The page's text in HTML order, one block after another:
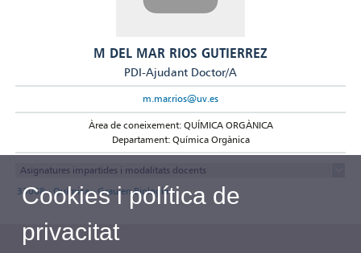
M DEL MAR RIOS GUTIERREZ
PDI-Ajudant Doctor/A
m.mar.rios@uv.es
Àrea de coneixement: QUÍMICA ORGÀNICA
Departament: Química Orgànica
Asignatures impartides i modalitats docents
33068 - Química - Grau en Biologia
Cookies i política de
privacitat